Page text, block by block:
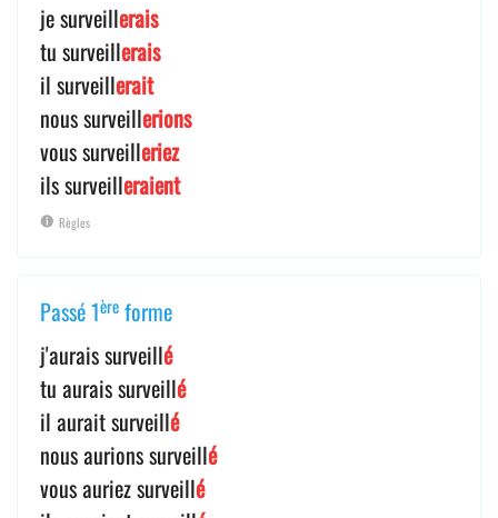
je surveillerais
tu surveillerais
il surveillerait
nous surveillerions
vous surveilleriez
ils surveilleraient
Règles
Passé 1ère forme
j'aurais surveillé
tu aurais surveillé
il aurait surveillé
nous aurions surveillé
vous auriez surveillé